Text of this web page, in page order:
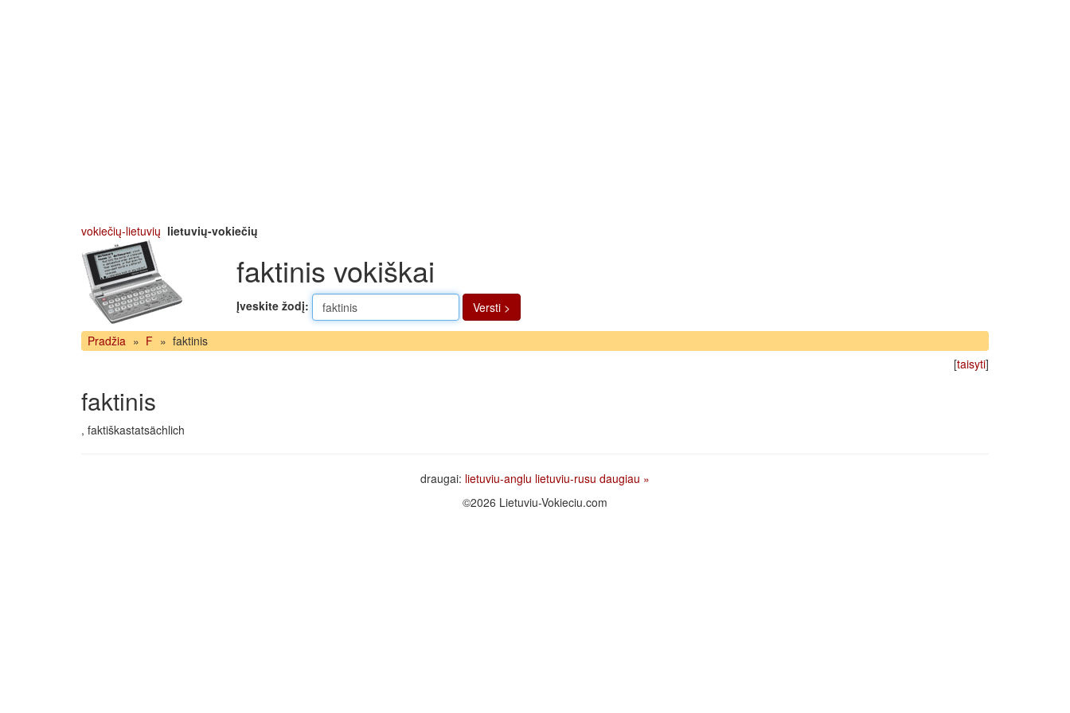
vokiečių-lietuvių lietuvių-vokiečių
faktinis vokiškai
Įveskite žodį: Versti >
Pradžia » F » faktinis
[taisyti]
faktinis
, faktiškastatsächlich
draugai: lietuviu-anglu lietuviu-rusu daugiau »
©2026 Lietuviu-Vokieciu.com